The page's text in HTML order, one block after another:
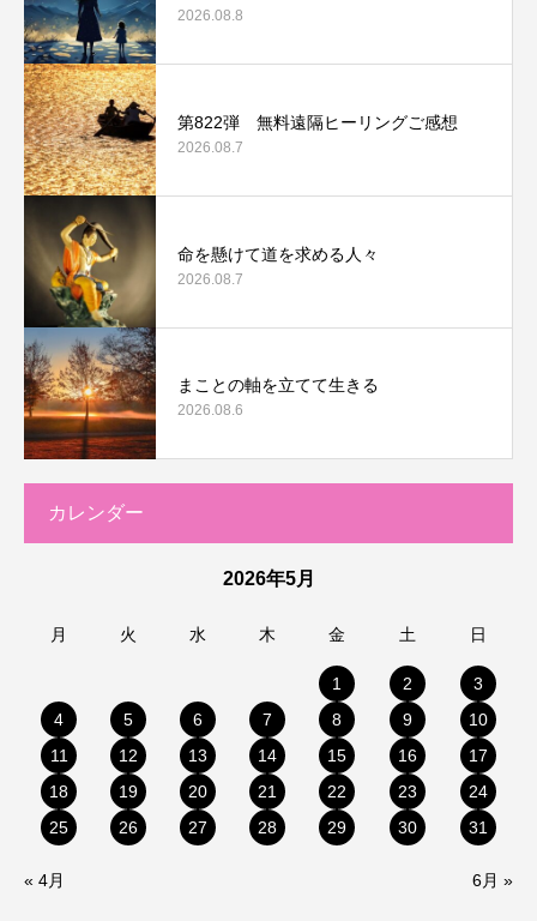
2026.08.8
第822弾 無料遠隔ヒーリングご感想
2026.08.7
命を懸けて道を求める人々
2026.08.7
まことの軸を立てて生きる
2026.08.6
カレンダー
2026年5月
月 火 水 木 金 土 日
1 2
3
4
5 6 7 8 9
10
11
12 13 14 15 16
17
18
19 20 21 22 23
24
25
26 27 28 29 30 31
« 4月 6月 »